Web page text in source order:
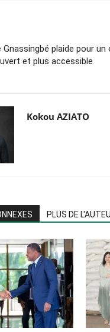
Gnassingbé plaide pour un
et plus accessible
Kokou AZIATO
PLUS DE